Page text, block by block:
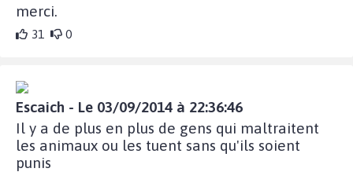
merci.
31 0
Escaich - Le 03/09/2014 à 22:36:46
Il y a de plus en plus de gens qui maltraitent
les animaux ou les tuent sans qu'ils soient
punis